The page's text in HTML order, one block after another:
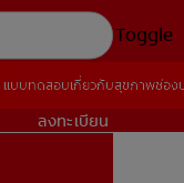
Toggle
ลงทะเบียน
แบบทดสอบเกี่ยวกับสุขภาพช่อง
แบบทดสอบเกี่ยวกับสุขภาพช่อง